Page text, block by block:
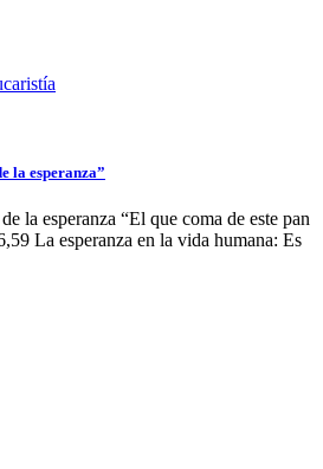
la esperanza”
la esperanza “El que coma de este pan
La esperanza en la vida humana: Es